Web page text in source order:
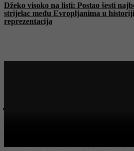
Džeko visoko na listi: Postao šesti
strijelac među Evropljanima u historiji
reprezentacija
utakmicu kvalifikacija za Svjetsko